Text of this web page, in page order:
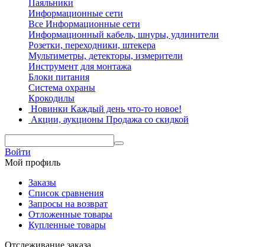
Паяльники
Информационные сети
Все Информационные сети
Информационный кабель, шнуры, удлинители
Розетки, переходники, штекера
Мультиметры, детекторы, измерители
Инструмент для монтажа
Блоки питания
Система охраны
Крокодилы
Новинки Каждый день что-то новое!
Акции, аукционы Продажа со скидкой
Войти
Мой профиль
Заказы
Список сравнения
Запросы на возврат
Отложенные товары
Купленные товары
Отслеживание заказа